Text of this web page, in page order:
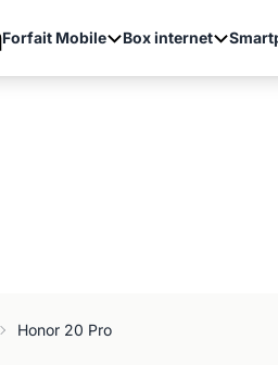
Forfait Mobile Box internet
Honor 20 Pro